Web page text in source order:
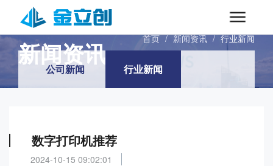
INFORMATIONS
新闻资讯 首页 / 新闻资讯 / 行业新闻
公司新闻 行业新闻
数字打印机推荐
2024-10-15 09:02:01